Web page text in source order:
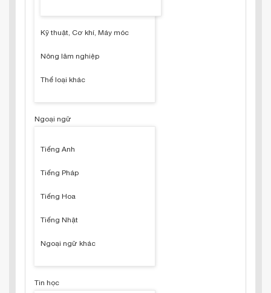
Kỹ thuật, Cơ khí, Máy móc
Nông lâm nghiệp
Thể loại khác
Ngoại ngữ
Tiếng Anh
Tiếng Pháp
Tiếng Hoa
Tiếng Nhật
Ngoại ngữ khác
Tin học